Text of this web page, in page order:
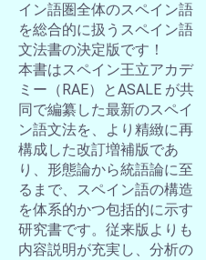
イン語圏全体のスペイン語
を総合的に扱うスペイン語
文法書の決定版です！
本書はスペイン王立アカデ
ミー（RAE）とASALE が共
同で編纂した最新のスペイ
ン語文法を、より精緻に再
構成した改訂増補版であ
り、形態論から統語論に至
るまで、スペイン語の構造
を体系的かつ包括的に示す
研究書です。従来版よりも
内容説明が充実し、分析の